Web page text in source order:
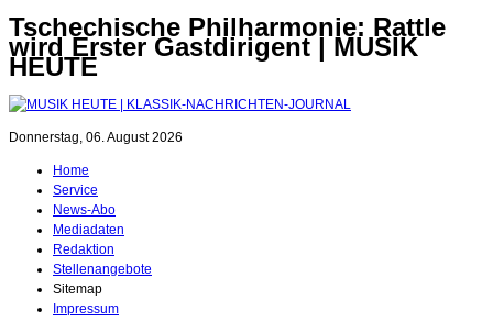
Tschechische Philharmonie: Rattle
wird Erster Gastdirigent | MUSIK
HEUTE
Donnerstag, 06. August 2026
Home
Service
News-Abo
Mediadaten
Redaktion
Stellenangebote
Sitemap
Impressum